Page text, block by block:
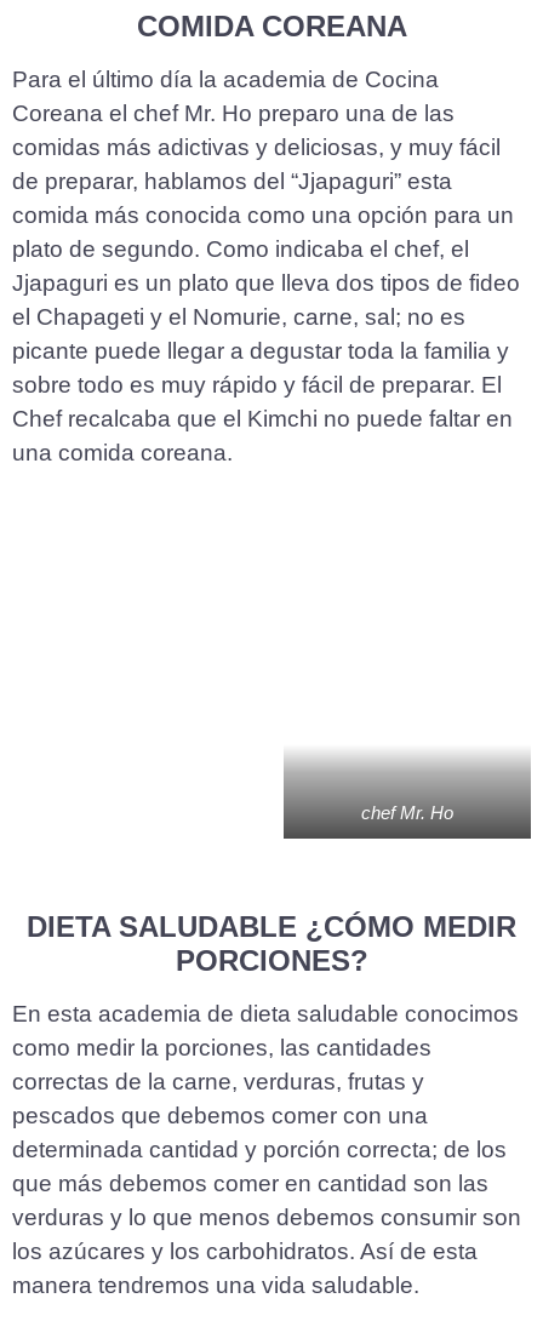
COMIDA COREANA
Para el último día la academia de Cocina
Coreana el chef Mr. Ho preparo una de las
comidas más adictivas y deliciosas, y muy fácil
de preparar, hablamos del “Jjapaguri” esta
comida más conocida como una opción para un
plato de segundo. Como indicaba el chef, el
Jjapaguri es un plato que lleva dos tipos de fideo
el Chapageti y el Nomurie, carne, sal; no es
picante puede llegar a degustar toda la familia y
sobre todo es muy rápido y fácil de preparar. El
Chef recalcaba que el Kimchi no puede faltar en
una comida coreana.
chef Mr. Ho
DIETA SALUDABLE ¿CÓMO MEDIR
PORCIONES?
En esta academia de dieta saludable conocimos
como medir la porciones, las cantidades
correctas de la carne, verduras, frutas y
pescados que debemos comer con una
determinada cantidad y porción correcta; de los
que más debemos comer en cantidad son las
verduras y lo que menos debemos consumir son
los azúcares y los carbohidratos. Así de esta
manera tendremos una vida saludable.